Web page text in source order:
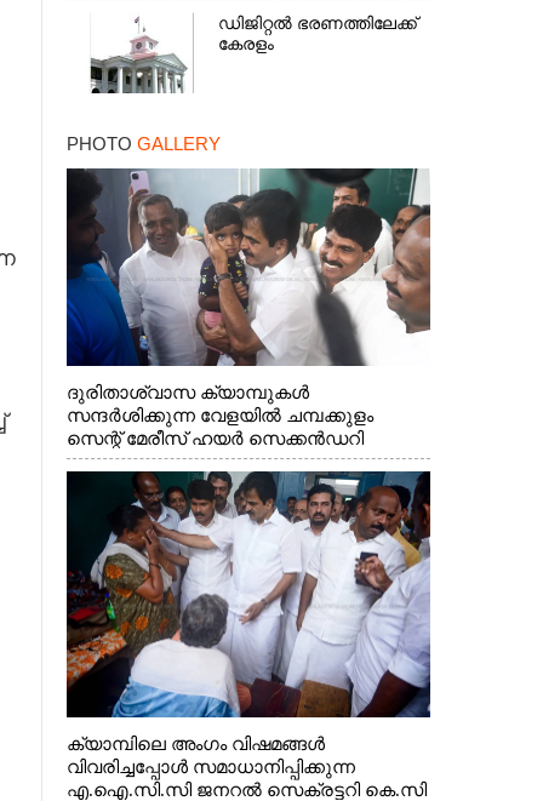
ഡിജിറ്റൽ ഭരണത്തിലേക്ക്
കേരളം
PHOTO GALLERY
ദുരിതാശ്വാസ ക്യാമ്പുകൾ
സന്ദർശിക്കുന്ന വേളയിൽ ചമ്പക്കുളം
സെന്റ് മേരീസ് ഹയർ സെക്കൻഡറി
സ്കൂളിലെ ക്യാമ്പിലെത്തിയ എ.ഐ.സി.സി
ജനറൽ സെക്രട്ടറി കെ.സി
വേണുഗോപാൽ എം.പി കുരുന്നിനെ
എടുത്ത് ലാളിച്ചപ്പോൾ. സഹകരണ-
എക്സൈസ് വകുപ്പ് മന്ത്രി എം. ലിജു,
കൃഷിവകുപ്പ് മന്ത്രി ടി. സിദ്ദിഖ്, റെജി
ചെറിയാൻ എം. എൽ. എ എന്നിവർ സമീപം
ക്യാമ്പിലെ അംഗം വിഷമങ്ങൾ
വിവരിച്ചപ്പോൾ സമാധാനിപ്പിക്കുന്ന
എ.ഐ.സി.സി ജനറൽ സെക്രട്ടറി കെ.സി